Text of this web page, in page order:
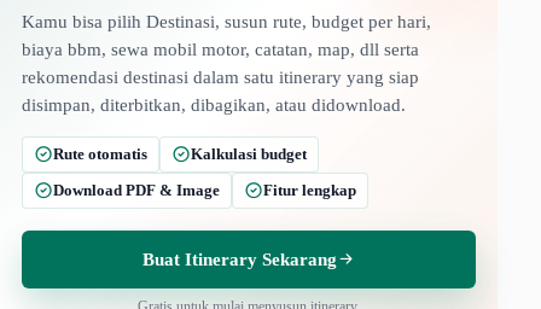
Kamu bisa pilih Destinasi, susun rute, budget per hari,
biaya bbm, sewa mobil motor, catatan, map, dll serta
rekomendasi destinasi dalam satu itinerary yang siap
disimpan, diterbitkan, dibagikan, atau didownload.
Rute otomatis
Kalkulasi budget
Download PDF & Image
Fitur lengkap
Buat Itinerary Sekarang